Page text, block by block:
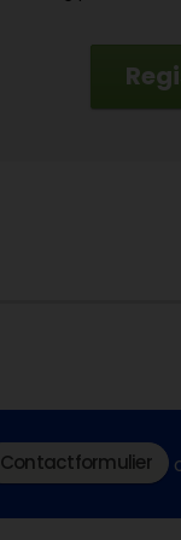
Contactformulier